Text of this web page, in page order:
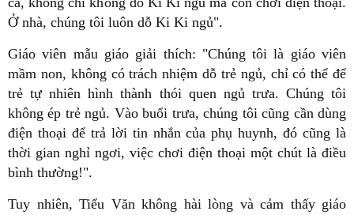
Ở nhà, chúng tôi luôn dỗ Ki Ki ngủ".
Giáo viên mẫu giáo giải thích: "Chúng tôi là giáo viên
mầm non, không có trách nhiệm dỗ trẻ ngủ, chỉ có thể để
trẻ tự nhiên hình thành thói quen ngủ trưa. Chúng tôi
không ép trẻ ngủ. Vào buổi trưa, chúng tôi cũng cần dùng
điện thoại để trả lời tin nhắn của phụ huynh, đó cũng là
thời gian nghỉ ngơi, việc chơi điện thoại một chút là điều
bình thường!".
Tuy nhiên, Tiểu Văn không hài lòng và cảm thấy giáo